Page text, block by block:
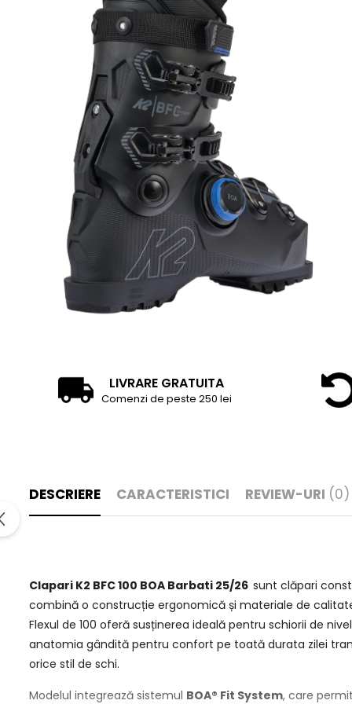
LIVRARE GRATUITA
Comenzi de peste 250 lei
DESCRIERE CARACTERISTICI REVIEW-URI (0)
Clapari K2 BFC 100 BOA Barbati 25/26 sunt clăpari
combină o construcție ergonomică și materiale de
Flexul de 100 oferă susținerea ideală pentru schiorii de
anatomia gândită pentru confort pe toată durata zilei
orice stil de schi.
Modelul integrează sistemul BOA® Fit System, care